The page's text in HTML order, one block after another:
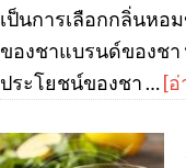
เป็นการเลือกกลิ่นหอ
ของชาแบรนด์ของช
ประโยชน์ของชา …[อ่